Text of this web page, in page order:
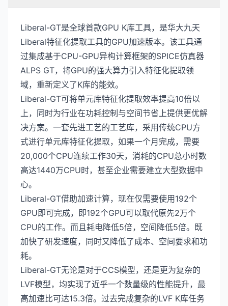
Liberal-GT是全球首款GPU K库工具，是华大九天
Liberal特征化提取工具的GPU加速版本。该工具通
过集成基于CPU-GPU异构计算框架的SPICE仿真器
ALPS GT，将GPU的强大算力引入特征化提取领
域，重新定义了K库的能效。
Liberal-GT可将单元库特征化提取效率提高10倍以
上，同时为行业在功耗控制与空间节省上提供更优解
决方案。一套先进工艺的工艺库，采用传统CPU方
式进行单元库特征化提取，如果一个月完成，需要
20,000个CPU连续工作30天，消耗的CPU总小时数
高达1440万CPU时，甚至企业需要建立大型数据中
心。
Liberal-GT借助加速计算，现在仅需要使用192个
GPU即可完成，即192个GPU可以取代原先2万个
CPU的工作。而且耗电降低5倍，空间降低5倍。既
加快了研发速度，同时又降低了成本、空间要求和功
耗。
Liberal-GT无论是对于CCS模型，还是更为复杂的
LVF模型，均实现了近乎一个数量级的性能提升，最
高加速比可达15.3倍。过去完成复杂的LVF K库任务